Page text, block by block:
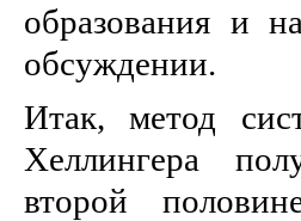
образования и
обсуждении.
Итак, метод
Хеллингера
второй